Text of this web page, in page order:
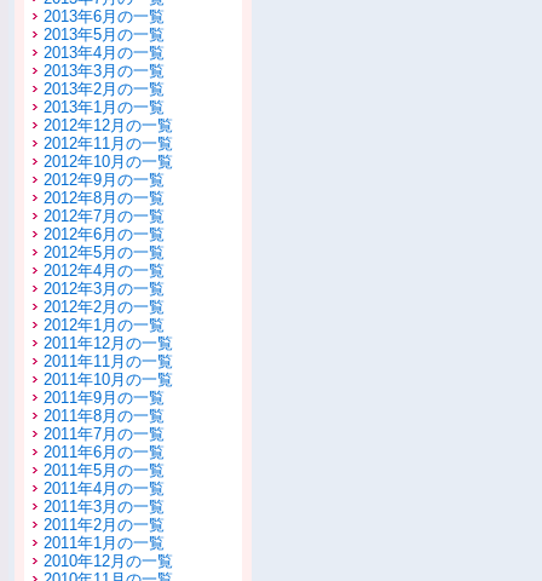
2013年6月の一覧
2013年5月の一覧
2013年4月の一覧
2013年3月の一覧
2013年2月の一覧
2013年1月の一覧
2012年12月の一覧
2012年11月の一覧
2012年10月の一覧
2012年9月の一覧
2012年8月の一覧
2012年7月の一覧
2012年6月の一覧
2012年5月の一覧
2012年4月の一覧
2012年3月の一覧
2012年2月の一覧
2012年1月の一覧
2011年12月の一覧
2011年11月の一覧
2011年10月の一覧
2011年9月の一覧
2011年8月の一覧
2011年7月の一覧
2011年6月の一覧
2011年5月の一覧
2011年4月の一覧
2011年3月の一覧
2011年2月の一覧
2011年1月の一覧
2010年12月の一覧